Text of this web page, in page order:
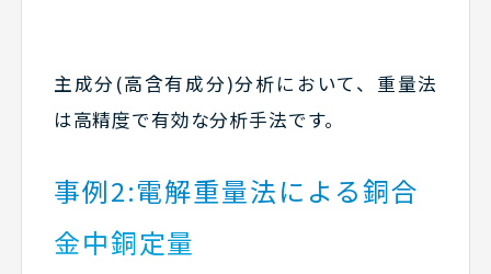
主成分(高含有成分)分析において、重量法
は高精度で有効な分析手法です。
事例2:電解重量法による銅合
金中銅定量